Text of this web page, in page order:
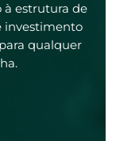
à estrutura de
investimento
qualquer